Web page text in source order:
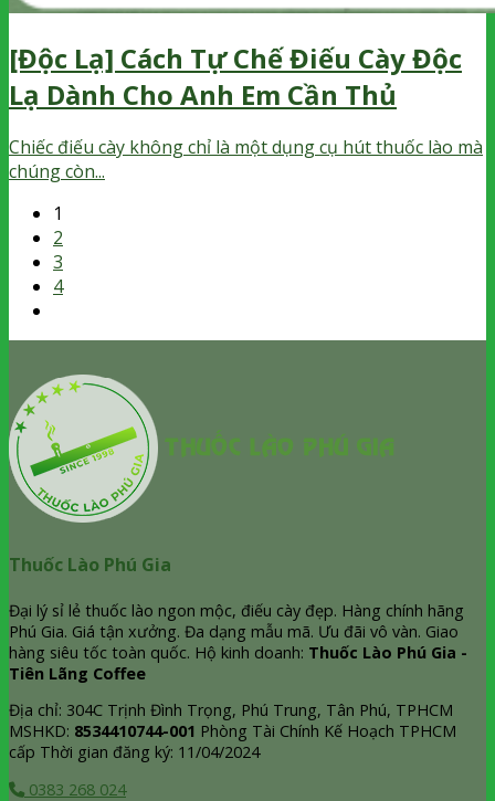
[Độc Lạ] Cách Tự Chế Điếu Cày Độc
Lạ Dành Cho Anh Em Cần Thủ
Chiếc điếu cày không chỉ là một dụng cụ hút thuốc lào mà
chúng còn...
1
2
3
4
Thuốc Lào Phú Gia
Đại lý sỉ lẻ thuốc lào ngon mộc, điếu cày đẹp. Hàng chính hãng
Phú Gia. Giá tận xưởng. Đa dạng mẫu mã. Ưu đãi vô vàn. Giao
hàng siêu tốc toàn quốc. Hộ kinh doanh: Thuốc Lào Phú Gia -
Tiên Lãng Coffee
Địa chỉ: 304C Trịnh Đình Trọng, Phú Trung, Tân Phú, TPHCM
MSHKD: 8534410744-001 Phòng Tài Chính Kế Hoạch TPHCM
cấp Thời gian đăng ký: 11/04/2024
0383 268 024